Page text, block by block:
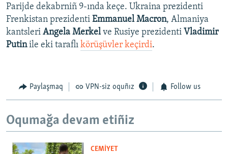
Parijde dekabrniñ 9-ında keçe. Ukraina prezidenti
Frenkistan prezidenti Emmanuel Macron, Almaniya
kantsleri Angela Merkelve Rusiye prezidenti Vladimir
Putinile eki taraflı körüşüvler keçirdi.
Paylaşmaq VPN-siz oquñız Follow us
Oqumağa devam etiñiz
CEMİYET